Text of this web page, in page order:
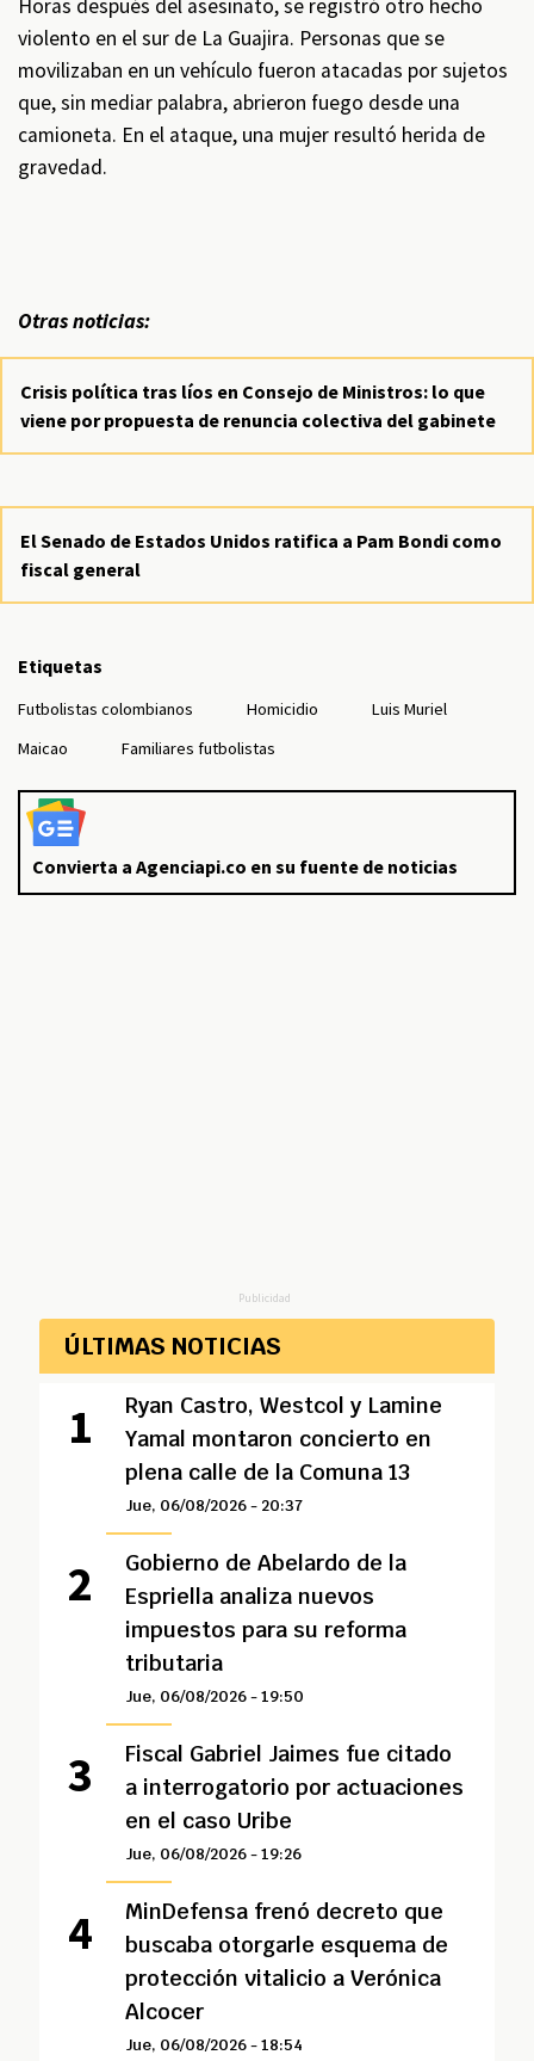
Horas después del asesinato, se registró otro hecho
violento en el sur de La Guajira. Personas que se
movilizaban en un vehículo fueron atacadas por sujetos
que, sin mediar palabra, abrieron fuego desde una
camioneta. En el ataque, una mujer resultó herida de
gravedad.
Otras noticias:
Crisis política tras líos en Consejo de Ministros: lo que
viene por propuesta de renuncia colectiva del gabinete
El Senado de Estados Unidos ratifica a Pam Bondi como
fiscal general
Etiquetas
Futbolistas colombianos Homicidio
Luis Muriel
Maicao
Familiares futbolistas
Convierta a Agenciapi.co en su fuente de noticias
Publicidad
ÚLTIMAS NOTICIAS
Ryan Castro, Westcol y Lamine
Yamal montaron concierto en
plena calle de la Comuna 13
Jue, 06/08/2026 - 20:37
Gobierno de Abelardo de la
Espriella analiza nuevos
impuestos para su reforma
tributaria
Jue, 06/08/2026 - 19:50
Fiscal Gabriel Jaimes fue citado
a interrogatorio por actuaciones
en el caso Uribe
Jue, 06/08/2026 - 19:26
MinDefensa frenó decreto que
buscaba otorgarle esquema de
protección vitalicio a Verónica
Alcocer
Jue, 06/08/2026 - 18:54